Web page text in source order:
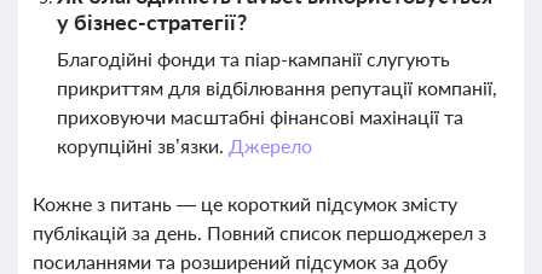
у бізнес-стратегії?
Благодійні фонди та піар-кампанії слугують
прикриттям для відбілювання репутації компанії,
приховуючи масштабні фінансові махінації та
корупційні зв’язки. Джерело
Кожне з питань — це короткий підсумок змісту
публікацій за день. Повний список першоджерел з
посиланнями та розширений підсумок за добу